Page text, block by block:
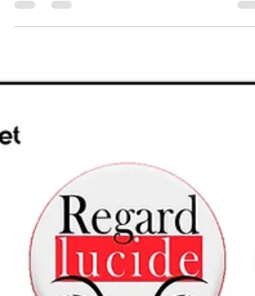
Factors among Nursing Staff at Kintambo
General Hospital: Impacts on the Quality of
Infirmières, Institut Supérieur des Sciences
Kinshasa, République Démocratique du
Congo Bertin Mukuna Nyembo
Département des Sciences Infirmières,
Faculté des Sciences de Santé, Université
Pédagogique Nationale de Kinshasa,
Kinshasa, Républ